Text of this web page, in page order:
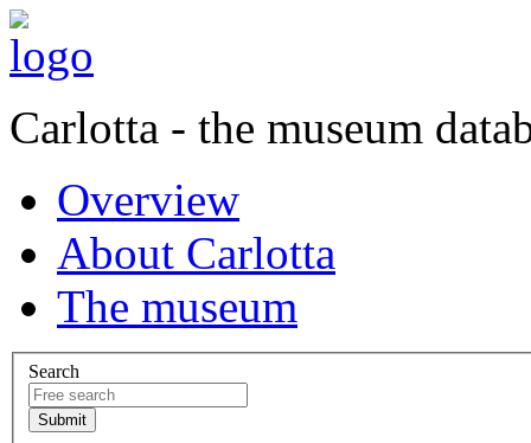
Carlotta - the museum
Overview
About Carlotta
The museum
Search